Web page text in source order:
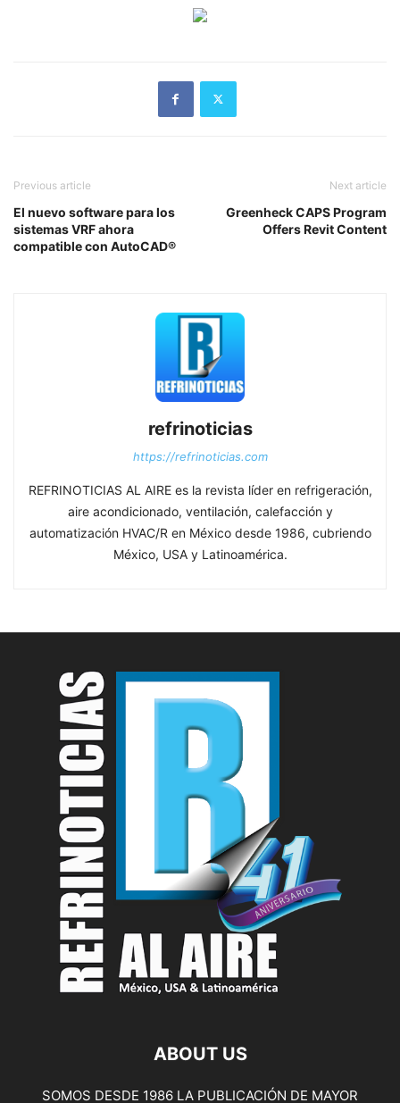
Previous article
El nuevo software para los
sistemas VRF ahora
compatible con AutoCAD®
Next article
Greenheck CAPS Program
Offers Revit Content
refrinoticias
https://refrinoticias.com
REFRINOTICIAS AL AIRE es la revista líder en refrigeración,
aire acondicionado, ventilación, calefacción y
automatización HVAC/R en México desde 1986, cubriendo
México, USA y Latinoamérica.
ABOUT US
SOMOS DESDE 1986 LA PUBLICACIÓN DE MAYOR